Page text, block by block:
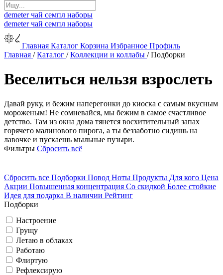
demeterчай семпл наборы
demeterчай семпл наборы
Главная Каталог Корзина Избранное Профиль
Главная /Каталог /Коллекции и коллабы /Подборки
Веселиться нельзя взрослеть
Давай руку, и бежим наперегонки до киоска с самым вкусным
мороженым! Не сомневайся, мы бежим в самое счастливое
детство. Там из окна дома тянется восхитительный запах
горячего малинового пирога, а ты беззаботно сидишь на
лавочке и пускаешь мыльные пузыри.
Фильтры Сбросить всё
Сбросить все Подборки Повод Ноты Продукты Для кого Цена
Акции Повышенная концентрация Со скидкой Более стойкие
Идея для подарка В наличии Рейтинг
Подборки
Настроение
Грущу
Летаю в облаках
Работаю
Флиртую
Рефлексирую